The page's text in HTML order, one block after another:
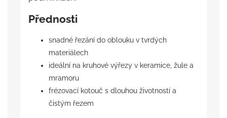
Přednosti
snadné řezání do oblouku v tvrdých
materiálech
ideální na kruhové výřezy v keramice, žule a
mramoru
frézovací kotouč s dlouhou životností a
čistým řezem